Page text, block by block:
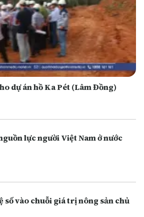
dự án hồ Ka Pét (Lâm Đồng)
lực người Việt Nam ở nước
số vào chuỗi giá trị nông sản chủ